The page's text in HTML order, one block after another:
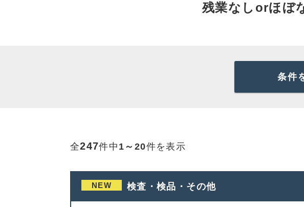
残業なしorほぼ
条件
全247件中 1～20件を表示
NEW 検査・検品・その他